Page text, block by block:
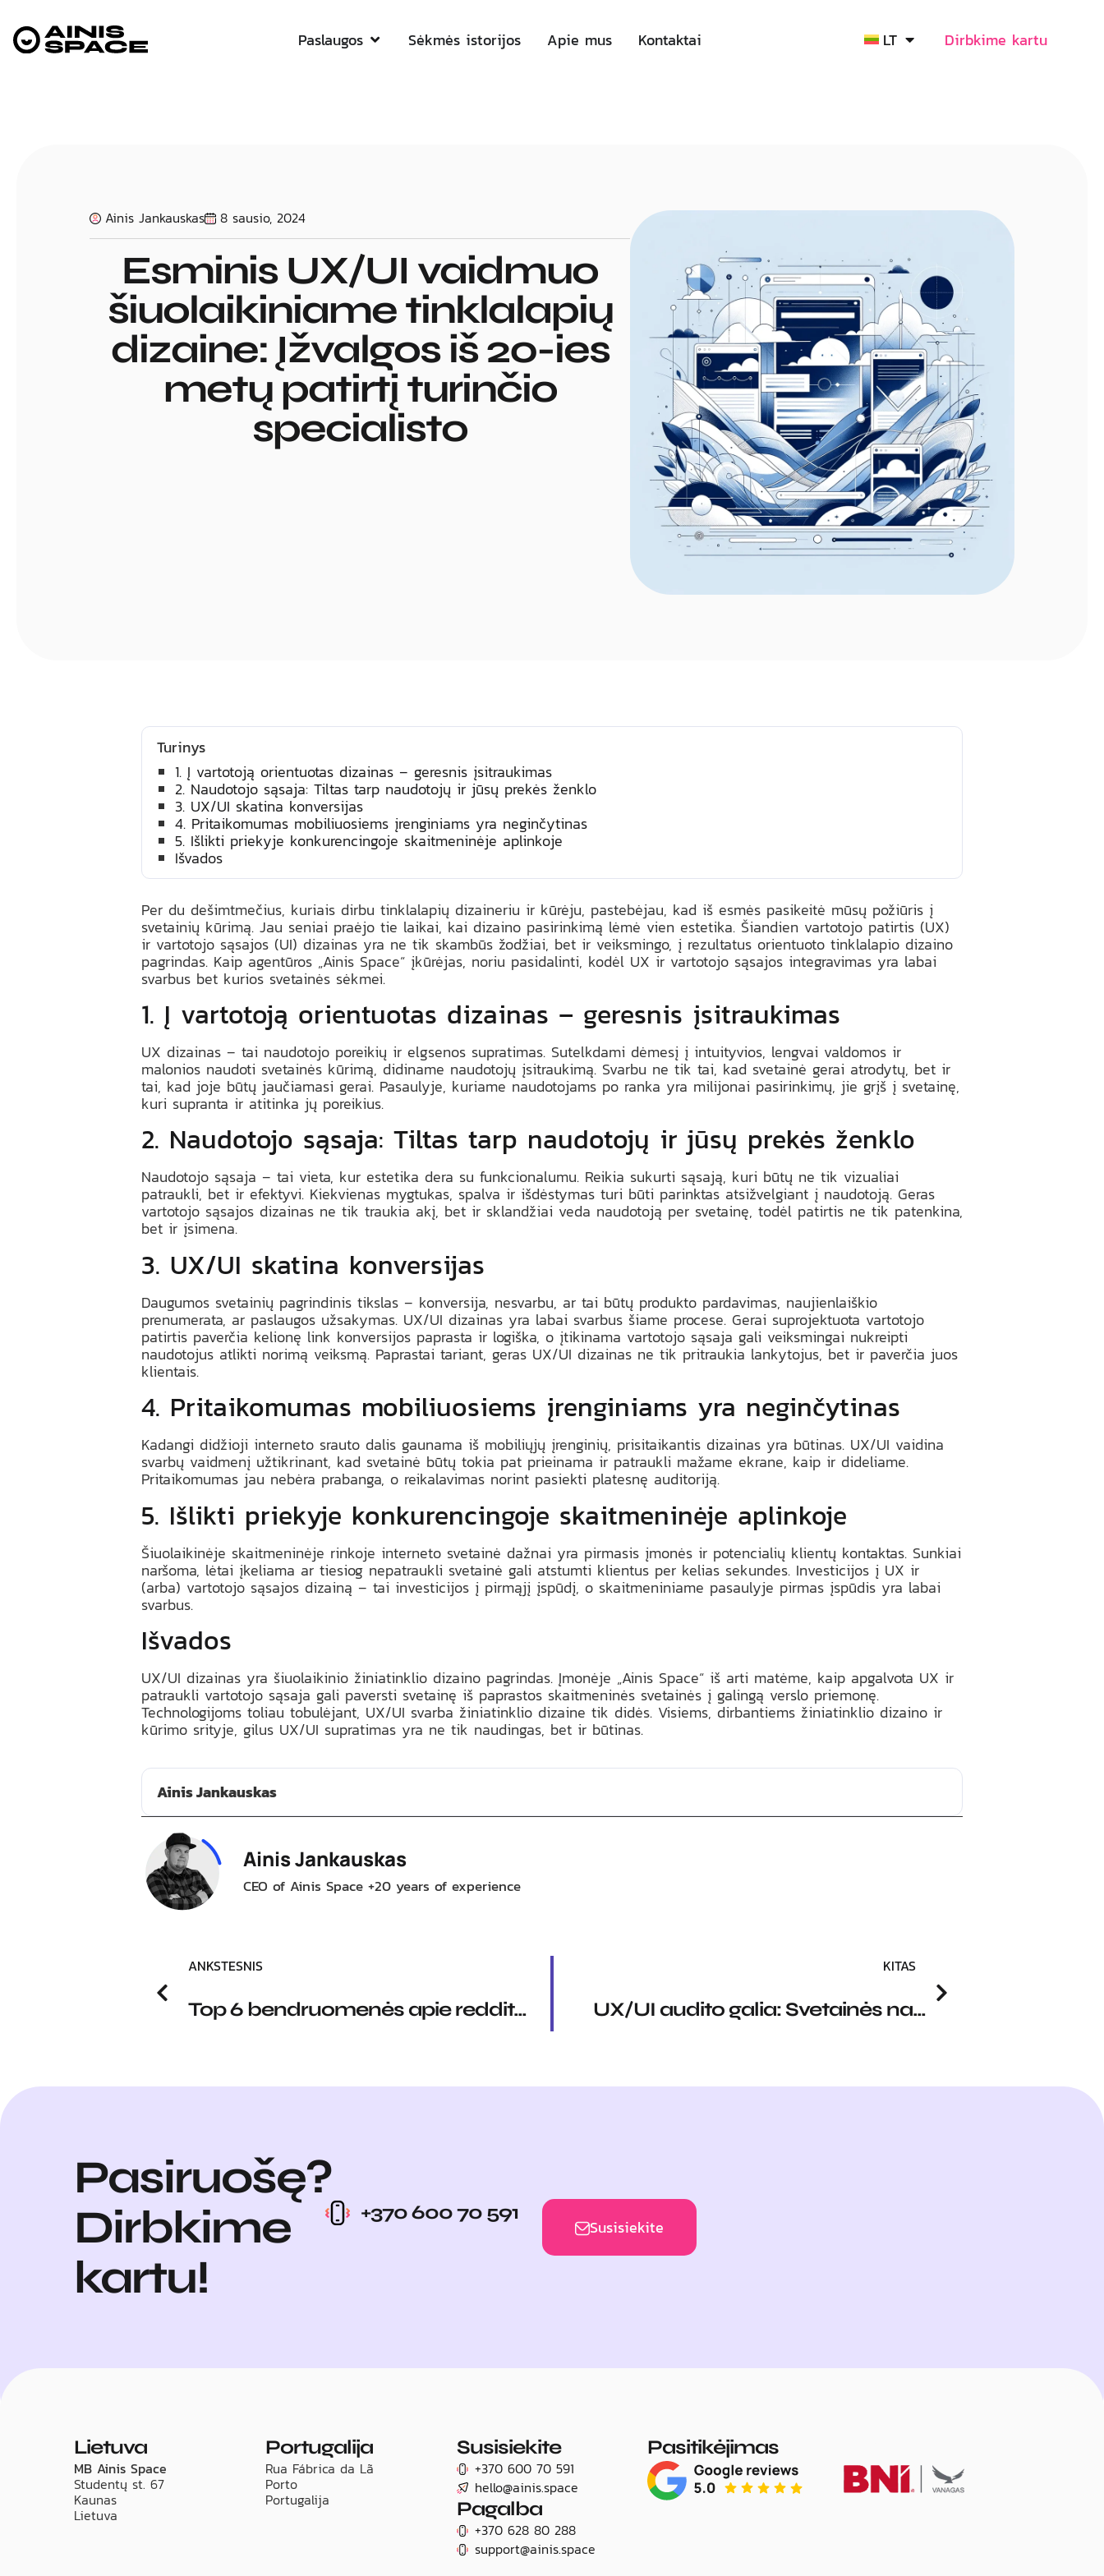
Paslaugos Sėkmės istorijos Apie mus Kontaktai LT Dirbkime kartu
Ainis Jankauskas 8 sausio, 2024
Esminis UX/UI vaidmuo
šiuolaikiniame tinklalapių
dizaine: Įžvalgos iš 20-ies
metų patirtį turinčio
specialisto
Turinys
1. Į vartotoją orientuotas dizainas – geresnis įsitraukimas
2. Naudotojo sąsaja: Tiltas tarp naudotojų ir jūsų prekės ženklo
3. UX/UI skatina konversijas
4. Pritaikomumas mobiliuosiems įrenginiams yra neginčytinas
5. Išlikti priekyje konkurencingoje skaitmeninėje aplinkoje
Išvados
Per du dešimtmečius, kuriais dirbu tinklalapių dizaineriu ir kūrėju, pastebėjau, kad iš esmės pasikeitė mūsų požiūris į
svetainių kūrimą. Jau seniai praėjo tie laikai, kai dizaino pasirinkimą lėmė vien estetika. Šiandien vartotojo patirtis (UX)
ir vartotojo sąsajos (UI) dizainas yra ne tik skambūs žodžiai, bet ir veiksmingo, į rezultatus orientuoto tinklalapio dizaino
pagrindas. Kaip agentūros „Ainis Space“ įkūrėjas, noriu pasidalinti, kodėl UX ir vartotojo sąsajos integravimas yra labai
svarbus bet kurios svetainės sėkmei.
1. Į vartotoją orientuotas dizainas – geresnis įsitraukimas
UX dizainas – tai naudotojo poreikių ir elgsenos supratimas. Sutelkdami dėmesį į intuityvios, lengvai valdomos ir
malonios naudoti svetainės kūrimą, didiname naudotojų įsitraukimą. Svarbu ne tik tai, kad svetainė gerai atrodytų, bet ir
tai, kad joje būtų jaučiamasi gerai. Pasaulyje, kuriame naudotojams po ranka yra milijonai pasirinkimų, jie grįš į svetainę,
kuri supranta ir atitinka jų poreikius.
2. Naudotojo sąsaja: Tiltas tarp naudotojų ir jūsų prekės ženklo
Naudotojo sąsaja – tai vieta, kur estetika dera su funkcionalumu. Reikia sukurti sąsają, kuri būtų ne tik vizualiai
patraukli, bet ir efektyvi. Kiekvienas mygtukas, spalva ir išdėstymas turi būti parinktas atsižvelgiant į naudotoją. Geras
vartotojo sąsajos dizainas ne tik traukia akį, bet ir sklandžiai veda naudotoją per svetainę, todėl patirtis ne tik patenkina,
bet ir įsimena.
3. UX/UI skatina konversijas
Daugumos svetainių pagrindinis tikslas – konversija, nesvarbu, ar tai būtų produkto pardavimas, naujienlaiškio
prenumerata, ar paslaugos užsakymas. UX/UI dizainas yra labai svarbus šiame procese. Gerai suprojektuota vartotojo
patirtis paverčia kelionę link konversijos paprasta ir logiška, o įtikinama vartotojo sąsaja gali veiksmingai nukreipti
naudotojus atlikti norimą veiksmą. Paprastai tariant, geras UX/UI dizainas ne tik pritraukia lankytojus, bet ir paverčia juos
klientais.
4. Pritaikomumas mobiliuosiems įrenginiams yra neginčytinas
Kadangi didžioji interneto srauto dalis gaunama iš mobiliųjų įrenginių, prisitaikantis dizainas yra būtinas. UX/UI vaidina
svarbų vaidmenį užtikrinant, kad svetainė būtų tokia pat prieinama ir patraukli mažame ekrane, kaip ir dideliame.
Pritaikomumas jau nebėra prabanga, o reikalavimas norint pasiekti platesnę auditoriją.
5. Išlikti priekyje konkurencingoje skaitmeninėje aplinkoje
Šiuolaikinėje skaitmeninėje rinkoje interneto svetainė dažnai yra pirmasis įmonės ir potencialių klientų kontaktas. Sunkiai
naršoma, lėtai įkeliama ar tiesiog nepatraukli svetainė gali atstumti klientus per kelias sekundes. Investicijos į UX ir
(arba) vartotojo sąsajos dizainą – tai investicijos į pirmąjį įspūdį, o skaitmeniniame pasaulyje pirmas įspūdis yra labai
svarbus.
Išvados
UX/UI dizainas yra šiuolaikinio žiniatinklio dizaino pagrindas. Įmonėje „Ainis Space“ iš arti matėme, kaip apgalvota UX ir
patraukli vartotojo sąsaja gali paversti svetainę iš paprastos skaitmeninės svetainės į galingą verslo priemonę.
Technologijoms toliau tobulėjant, UX/UI svarba žiniatinklio dizaine tik didės. Visiems, dirbantiems žiniatinklio dizaino ir
kūrimo srityje, gilus UX/UI supratimas yra ne tik naudingas, bet ir būtinas.
Ainis Jankauskas
Ainis Jankauskas
CEO of Ainis Space +20 years of experience
ANKSTESNIS
Top 6 bendruomenės apie reddit.com alternatyvas 2026
KITAS
UX/UI audito galia: Svetainės našumo ir naudotojo patirties gerinimas
Pasiruošę?
Dirbkime
kartu!
+370 600 70 591
Susisiekite
Lietuva
MB Ainis Space
Studentų st. 67
Kaunas
Lietuva
Portugalija
Rua Fábrica da Lã
Porto
Portugalija
Susisiekite
+370 600 70 591
hello@ainis.space
Pagalba
+370 628 80 288
support@ainis.space
Pasitikėjimas